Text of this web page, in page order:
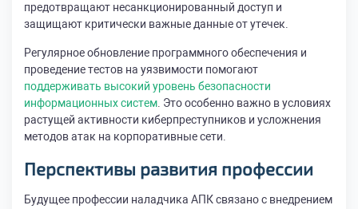
предотвращают несанкционированный доступ и
защищают критически важные данные от утечек.
Регулярное обновление программного обеспечения и
проведение тестов на уязвимости помогают
поддерживать высокий уровень безопасности
информационных систем . Это особенно важно в условиях
растущей активности киберпреступников и усложнения
методов атак на корпоративные сети.
Перспективы развития профессии
Будущее профессии наладчика АПК связано с внедрением